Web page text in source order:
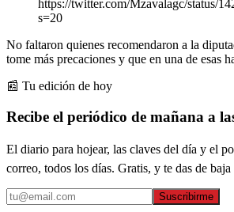
https://twitter.com/Mzavalagc/status/
s=20
No faltaron quienes recomendaron a la
tome más precaciones y que en una de esas
📰 Tu edición de hoy
Recibe el periódico de mañana a
El diario para hojear, las claves del día y el
correo, todos los días. Gratis, y te das de
Suscribirme